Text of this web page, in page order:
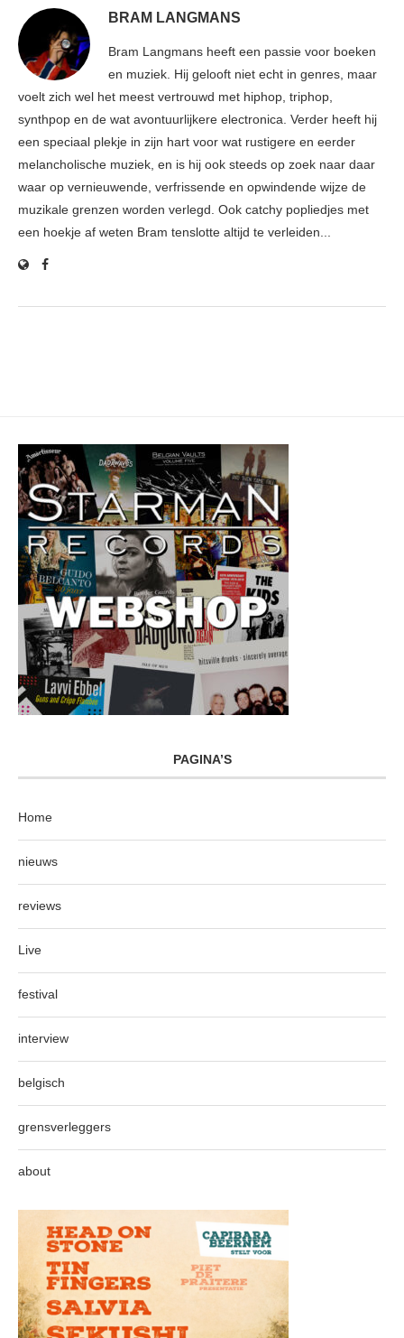
BRAM LANGMANS
Bram Langmans heeft een passie voor boeken
en muziek. Hij gelooft niet echt in genres, maar
voelt zich wel het meest vertrouwd met hiphop, triphop,
synthpop en de wat avontuurlijkere electronica. Verder heeft hij
een speciaal plekje in zijn hart voor wat rustigere en eerder
melancholische muziek, en is hij ook steeds op zoek naar daar
waar op vernieuwende, verfrissende en opwindende wijze de
muzikale grenzen worden verlegd. Ook catchy popliedjes met
een hoekje af weten Bram tenslotte altijd te verleiden...
PAGINA’S
Home
nieuws
reviews
Live
festival
interview
belgisch
grensverleggers
about